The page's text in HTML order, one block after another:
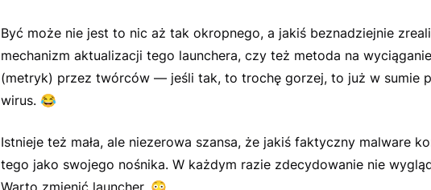
Być może nie jest to nic aż tak okropnego, a jakiś beznadziejnie
mechanizm aktualizacji tego launchera, czy też metoda na
(metryk) przez twórców — jeśli tak, to trochę gorzej, to już w sumie
wirus. 😂
Istnieje też mała, ale niezerowa szansa, że jakiś faktyczny malware
tego jako swojego nośnika. W każdym razie zdecydowanie nie
Warto zmienić launcher. 😳